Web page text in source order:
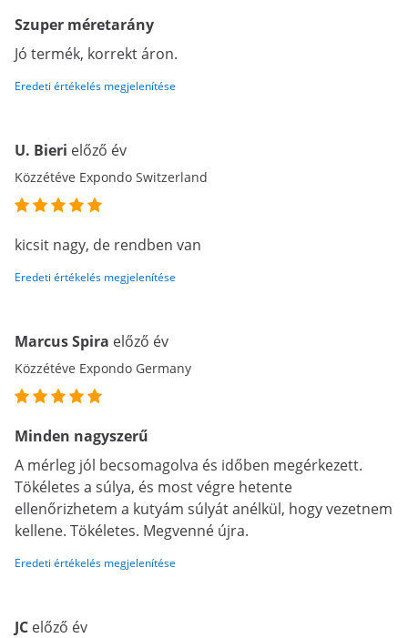
Szuper méretarány
Jó termék, korrekt áron.
Eredeti értékelés megjelenítése
U. Bieri előző év
Közzétéve Expondo Switzerland
kicsit nagy, de rendben van
Eredeti értékelés megjelenítése
Marcus Spira előző év
Közzétéve Expondo Germany
Minden nagyszerű
A mérleg jól becsomagolva és időben megérkezett.
Tökéletes a súlya, és most végre hetente
ellenőrizhetem a kutyám súlyát anélkül, hogy vezetnem
kellene. Tökéletes. Megvenné újra.
Eredeti értékelés megjelenítése
JC előző év